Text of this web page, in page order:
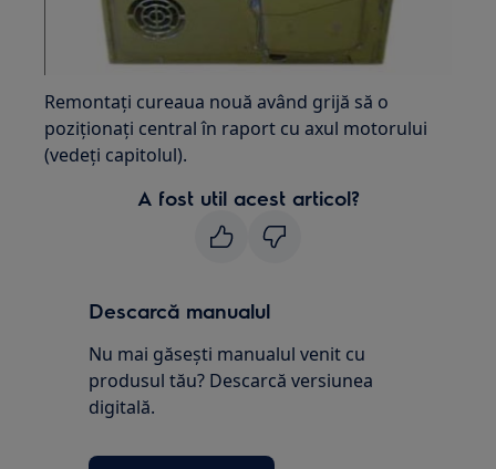
Remontați cureaua nouă având grijă să o
poziționați central în raport cu axul motorului
(vedeți capitolul).
A fost util acest articol?
Descarcă manualul
Nu mai găsești manualul venit cu
produsul tău? Descarcă versiunea
digitală.